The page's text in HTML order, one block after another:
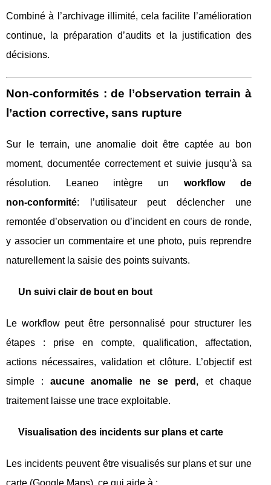
Combiné à l’archivage illimité, cela facilite l’amélioration
continue, la préparation d’audits et la justification des
décisions.
Non‑conformités : de l’observation terrain à
l’action corrective, sans rupture
Sur le terrain, une anomalie doit être captée au bon
moment, documentée correctement et suivie jusqu’à sa
résolution. Leaneo intègre un workflow de
non‑conformité: l’utilisateur peut déclencher une
remontée d’observation ou d’incident en cours de ronde,
y associer un commentaire et une photo, puis reprendre
naturellement la saisie des points suivants.
Un suivi clair de bout en bout
Le workflow peut être personnalisé pour structurer les
étapes : prise en compte, qualification, affectation,
actions nécessaires, validation et clôture. L’objectif est
simple : aucune anomalie ne se perd , et chaque
traitement laisse une trace exploitable.
Visualisation des incidents sur plans et carte
Les incidents peuvent être visualisés sur plans et sur une